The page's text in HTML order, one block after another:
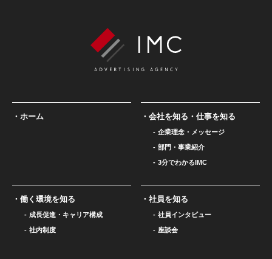
ホーム 会社を知る・仕事を知る
企業理念・メッセージ
部門・事業紹介
3分でわかるIMC
働く環境を知る
成長促進・キャリア構成
社内制度
社員を知る
社員インタビュー
座談会